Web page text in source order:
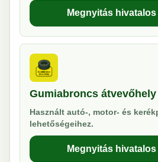
Megnyitás
Gumiabroncs átvevőhely
Használt autó-, motor- és
lehetőségeihez.
Megnyitás